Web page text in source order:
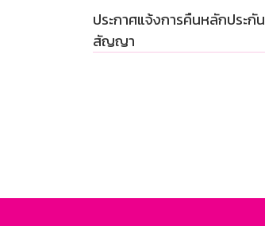
ประกาศแจ้งการคืนหลักประกัน
สัญญา